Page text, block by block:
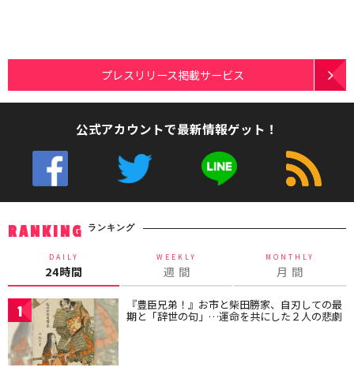
プレスリリース掲載サービス
公式アカウントで最新情報ゲット！
RANKING ランキング
DAILY
24時間
WEEKLY
週 間
MONTHLY
月 間
1 『豊臣兄弟！』お市と柴田勝家、自刃しての最
期と「辞世の句」…運命を共にした２人の悲劇